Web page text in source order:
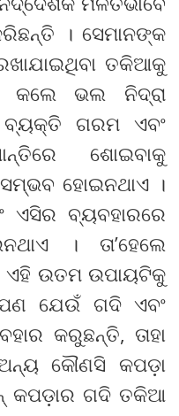
। ସେମାନଙ୍କ
ତକିଆକୁ
କଲେ ଭଲ ନିଦ୍ରା
ଗରମ ଏବଂ
ଶୋଇବାକୁ
ହୋଇନଥାଏ ।
ବ୍ୟବହାରରେ
। ତା’ହେଲେ
ଏହି ଉତମ ଉପାୟଟିକୁ
ଯେଉଁ ଗଦି ଏବଂ
କରୁଛନ୍ତି, ତାହା
କୌଣସି କପଡ଼ା
କପଡ଼ାର ଗଦି ତକିଆ